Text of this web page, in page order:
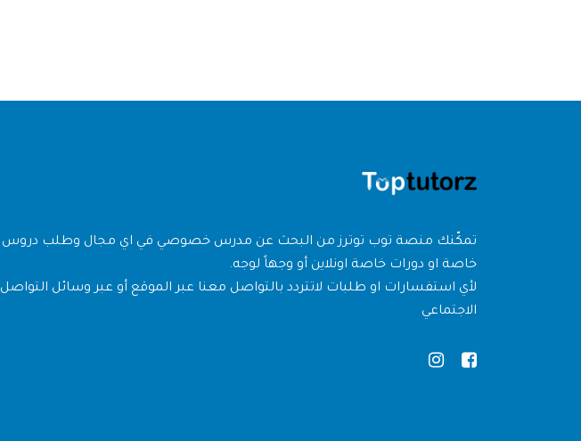
تمكّنك منصة توب توترز من البحث عن مدرس خصوصي في اي مجال وطلب دروس
خاصة او دورات خاصة اونلاين أو وجهاً لوجه.
لأي استفسارات او طلبات لاتتردد بالتواصل معنا عبر الموقع أو عبر وسائل التواصل
الاجتماعي